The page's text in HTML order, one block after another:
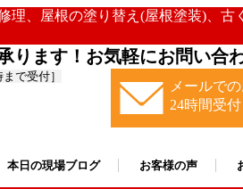
、屋根の塗り替え(屋根塗装)、古
ります！お気軽にお問い合
で受付］
メールで
24時間受付
本日の現場ブログ お客様の声